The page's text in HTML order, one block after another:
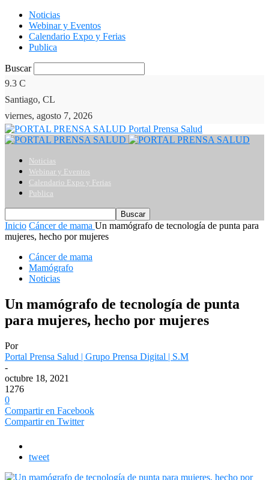
Noticias
Webinar y Eventos
Calendario Expo y Ferias
Publica
Buscar
9.3 C
Santiago, CL
viernes, agosto 7, 2026
Portal Prensa Salud
Noticias
Webinar y Eventos
Calendario Expo y Ferias
Publica
Inicio Cáncer de mama Un mamógrafo de tecnología de punta para
mujeres, hecho por mujeres
Cáncer de mama
Mamógrafo
Noticias
Un mamógrafo de tecnología de punta
para mujeres, hecho por mujeres
Por
Portal Prensa Salud | Grupo Prensa Digital | S.M
-
octubre 18, 2021
1276
0
Compartir en Facebook
Compartir en Twitter
tweet